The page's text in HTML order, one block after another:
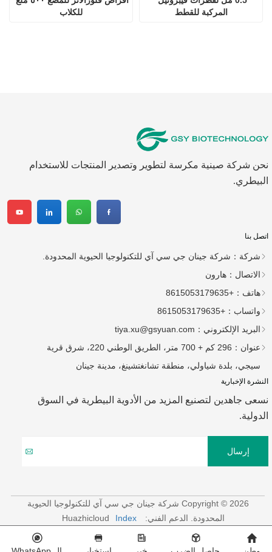
للكلاب
المركبة للقطط
نحن شركة صينية مكرسة لتطوير وتصدير المنتجات للاستخدام
البيطري.
اتصل بنا
شركة： شركة جينان جي سي آي للتكنولوجيا الحيوية المحدودة.
الاتصال： هارون
هاتف： +8615053179635
واتساب： +8615053179635
البريد الإلكتروني： tiya.xu@gsyuan.com
عنوان：
296 كم + 700 متر، الطريق الوطني 220، شرق قرية
سيجي، بلدة شياولي، منطقة تشانغتشينغ، مدينة جينان
النشرة الإخبارية
نسعى جاهدين لتصنيع المزيد من الأدوية البيطرية في السوق
الدولية.
إرسال
Copyright © 2026 شركة جينان جي سي آي للتكنولوجيا الحيوية
المحدودة. الدعم الفني: Huazhicloud Index